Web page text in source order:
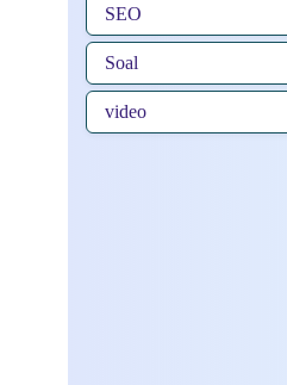
SEO
Soal
video